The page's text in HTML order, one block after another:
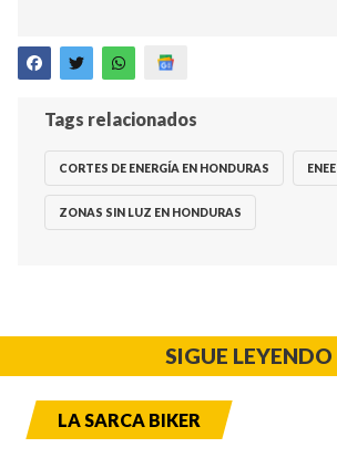
Tags relacionados
CORTES DE ENERGÍA EN HONDURAS ENEE
ZONAS SIN LUZ EN HONDURAS
SIGUE LEYENDO
LA SARCA BIKER